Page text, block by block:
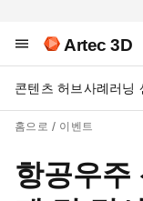
Artec 3D
콘텐츠 허브사례러닝
홈으로 이벤트
항공우주